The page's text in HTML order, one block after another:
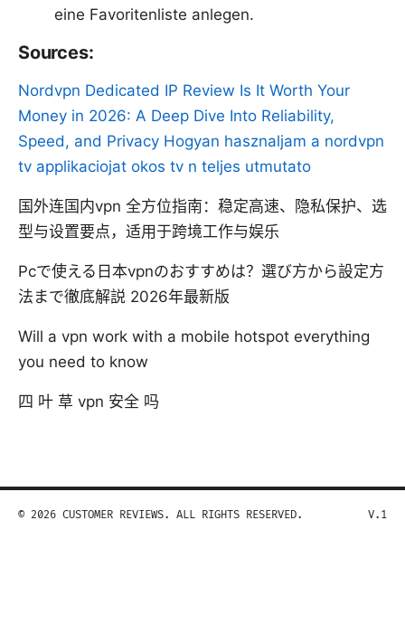
eine Favoritenliste anlegen.
Sources:
Nordvpn Dedicated IP Review Is It Worth Your
Money in 2026: A Deep Dive Into Reliability,
Speed, and Privacy Hogyan hasznaljam a nordvpn
tv applikaciojat okos tv n teljes utmutato
国外连国内vpn 全方位指南：稳定高速、隐私保护、选
型与设置要点，适用于跨境工作与娱乐
Pcで使える日本vpnのおすすめは？選び方から設定方
法まで徹底解説 2026年最新版
Will a vpn work with a mobile hotspot everything
you need to know
四 叶 草 vpn 安全 吗
© 2026 CUSTOMER REVIEWS. ALL RIGHTS RESERVED. V.1